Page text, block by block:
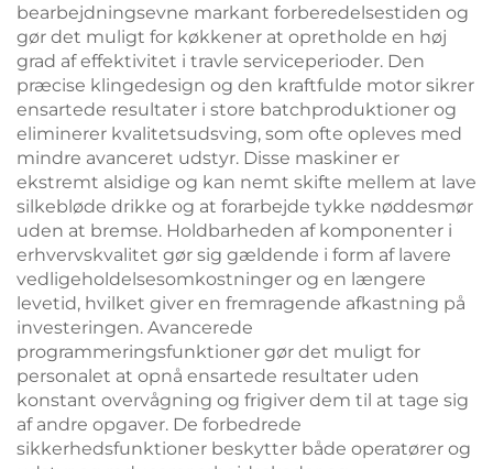
bearbejdningsevne markant forberedelsestiden og
gør det muligt for køkkener at opretholde en høj
grad af effektivitet i travle serviceperioder. Den
præcise klingedesign og den kraftfulde motor sikrer
ensartede resultater i store batchproduktioner og
eliminerer kvalitetsudsving, som ofte opleves med
mindre avanceret udstyr. Disse maskiner er
ekstremt alsidige og kan nemt skifte mellem at lave
silkebløde drikke og at forarbejde tykke nøddesmør
uden at bremse. Holdbarheden af komponenter i
erhvervskvalitet gør sig gældende i form af lavere
vedligeholdelsesomkostninger og en længere
levetid, hvilket giver en fremragende afkastning på
investeringen. Avancerede
programmeringsfunktioner gør det muligt for
personalet at opnå ensartede resultater uden
konstant overvågning og frigiver dem til at tage sig
af andre opgaver. De forbedrede
sikkerhedsfunktioner beskytter både operatører og